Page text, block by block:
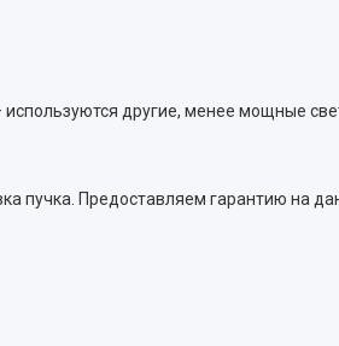
используются другие, менее мощные
пучка. Предоставляем гарантию на